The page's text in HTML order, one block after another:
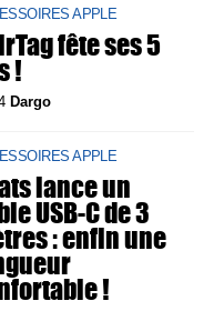
APPLE
fête ses 5
!
Dargo
APPLE
lance un
USB-C de 3
: enfin une
!